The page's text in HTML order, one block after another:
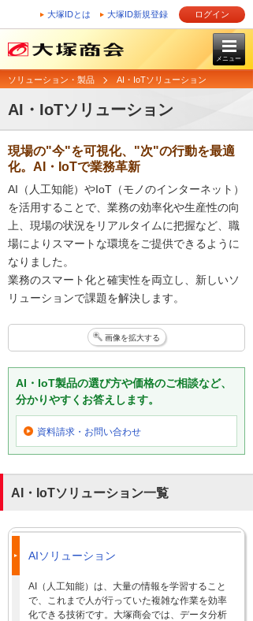
大塚IDとは 大塚ID新規登録 ログイン
メニュー
ソリューション・製品 AI・IoTソリューション
AI・IoTソリューション
現場の"今"を可視化、"次"の行動を最適
化。AI・IoTで業務革新
AI（人工知能）やIoT（モノのインターネット）
を活用することで、業務の効率化や生産性の向
上、現場の状況をリアルタイムに把握など、職
場によりスマートな環境をご提供できるように
なりました。
業務のスマート化と確実性を両立し、新しいソ
リューションで課題を解決します。
画像を拡大する
AI・IoT製品の選び方や価格のご相談など、
分かりやすくお答えします。
資料請求・お問い合わせ
AI・IoTソリューション一覧
AIソリューション
AI（人工知能）は、大量の情報を学習すること
で、これまで人が行っていた複雑な作業を効率
化できる技術です。大塚商会では、データ分析